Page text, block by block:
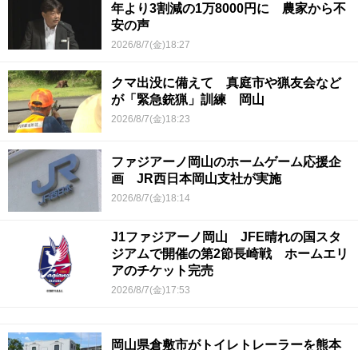
年より3割減の1万8000円に 農家から不
安の声
2026/8/7(金)18:27
クマ出没に備えて 真庭市や猟友会など
が「緊急銃猟」訓練 岡山
2026/8/7(金)18:23
ファジアーノ岡山のホームゲーム応援企
画 JR西日本岡山支社が実施
2026/8/7(金)18:14
J1ファジアーノ岡山 JFE晴れの国スタ
ジアムで開催の第2節長崎戦 ホームエリ
アのチケット完売
2026/8/7(金)17:53
岡山県倉敷市がトイレトレーラーを熊本